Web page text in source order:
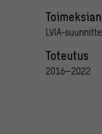
LVIA-
Toteutus
2016–2022